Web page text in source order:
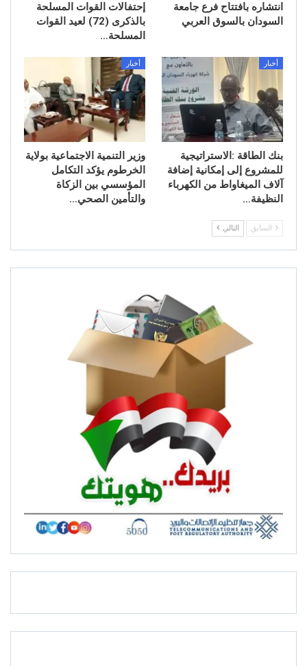
انتشاره بافتتاح فرع جامعة
السودان بالسوق العربي
إحتفالات القوات المسلحة
بالذكرى (72) لعيد القوات
المسلحة…
أخبار
بنك الطاقة :الاستراتيجية
للمشروع إلى إمكانية إضافة
آلاف الميغاواط من الكهرباء
النظيفة…
أخبار
وزير التنمية الاجتماعية بولاية
الخرطوم يؤكد التكامل
المؤسسي بين الزكاة
والتأمين الصحي…
السابق التالي